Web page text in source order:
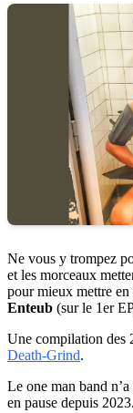
Ne vous y trompez
et les morceaux
pour mieux mettre
Enteub (sur le 1er
Une compilation des
Death-Grind.
Le one man band
en pause depuis 2023.